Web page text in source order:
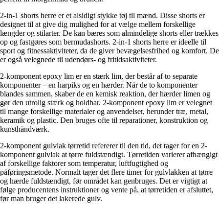
2-in-1 shorts herre er et alsidigt stykke tøj til mænd. Disse shorts er
designet til at give dig mulighed for at vælge mellem forskellige
længder og stilarter. De kan bæres som almindelige shorts eller trækkes
op og fastgøres som bermudashorts. 2-in-1 shorts herre er ideelle til
sport og fitnessaktiviteter, da de giver bevægelsesfrihed og komfort. De
er også velegnede til udendørs- og fritidsaktiviteter.
2-komponent epoxy lim er en stærk lim, der består af to separate
komponenter – en harpiks og en hærder. Når de to komponenter
blandes sammen, skaber de en kemisk reaktion, der hærder limen og
gør den utrolig stærk og holdbar. 2-komponent epoxy lim er velegnet
til mange forskellige materialer og anvendelser, herunder træ, metal,
keramik og plastic. Den bruges ofte til reparationer, konstruktion og
kunsthåndværk.
2-komponent gulvlak tørretid refererer til den tid, det tager for en 2-
komponent gulvlak at tørre fuldstændigt. Tørretiden varierer afhængigt
af forskellige faktorer som temperatur, luftfugtighed og
påføringsmetode. Normalt tager det flere timer for gulvlakken at tørre
og hærde fuldstændigt, før området kan genbruges. Det er vigtigt at
følge producentens instruktioner og vente på, at tørretiden er afsluttet,
før man bruger det lakerede gulv.